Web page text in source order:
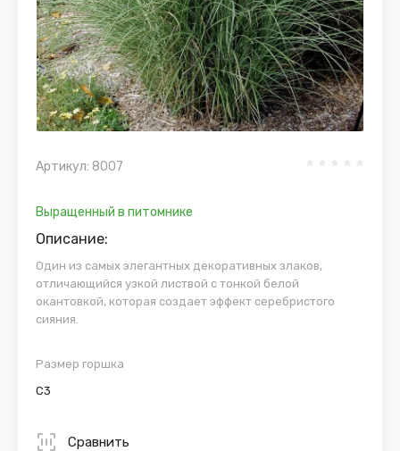
Артикул: 8007
Выращенный в питомнике
Описание:
Один из самых элегантных декоративных злаков,
отличающийся узкой листвой с тонкой белой
окантовкой, которая создает эффект серебристого
сияния.
Размер горшка
С3
Сравнить